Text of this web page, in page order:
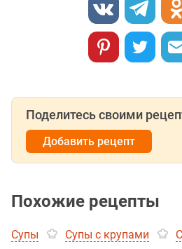
Поделитесь своими
Добавить рецепт
Похожие рецепты
Супы Супы с крупами